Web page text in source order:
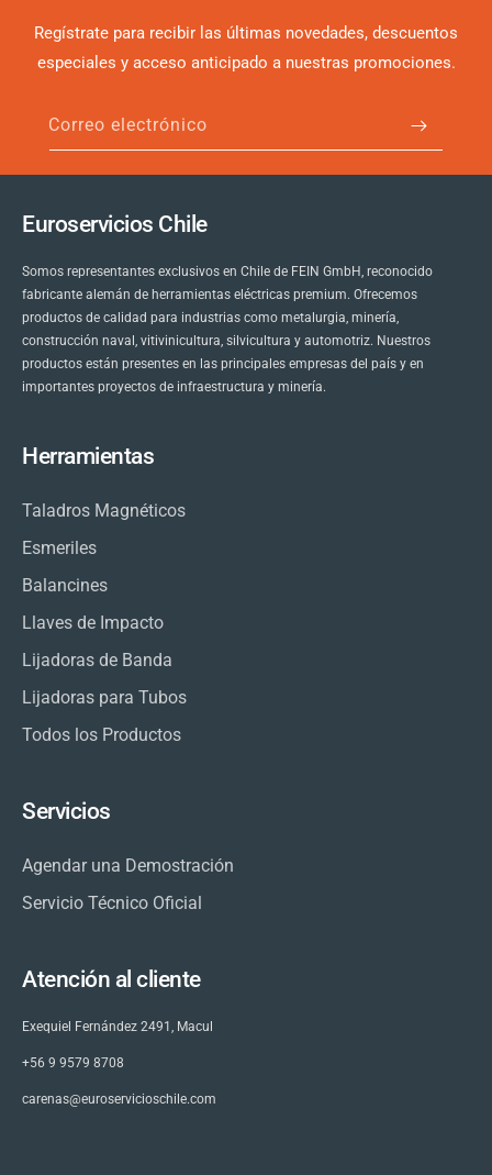
Regístrate para recibir las últimas novedades, descuentos
especiales y acceso anticipado a nuestras promociones.
Correo electrónico
Euroservicios Chile
Somos representantes exclusivos en Chile de FEIN GmbH, reconocido
fabricante alemán de herramientas eléctricas premium. Ofrecemos
productos de calidad para industrias como metalurgia, minería,
construcción naval, vitivinicultura, silvicultura y automotriz. Nuestros
productos están presentes en las principales empresas del país y en
importantes proyectos de infraestructura y minería.
Herramientas
Taladros Magnéticos
Esmeriles
Balancines
Llaves de Impacto
Lijadoras de Banda
Lijadoras para Tubos
Todos los Productos
Servicios
Agendar una Demostración
Servicio Técnico Oficial
Atención al cliente
Exequiel Fernández 2491, Macul
+56 9 9579 8708
carenas@euroservicioschile.com